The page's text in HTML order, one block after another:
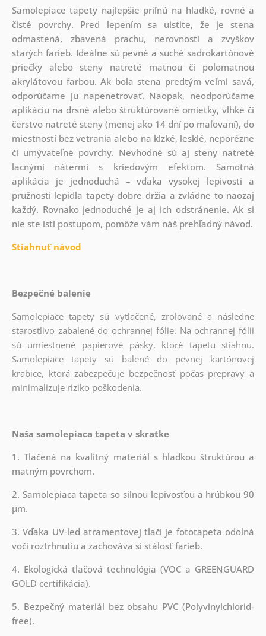
Samolepiace tapety najlepšie priľnú na hladké, rovné a
čisté povrchy. Pred lepením sa uistite, že je stena
odmastená, zbavená prachu, nerovností a zvyškov
starých farieb. Ideálne sú pevné a suché sadrokartónové
priečky alebo steny natreté matnou či polomatnou
akrylátovou farbou. Ak bola stena predtým veľmi savá,
odporúčame ju napenetrovať. Naopak, neodporúčame
aplikáciu na drsné alebo štruktúrované omietky, vlhké či
čerstvo natreté steny (menej ako 14 dní po maľovaní), do
miestností bez vetrania alebo na klzké, lesklé, neporézne
či umývateľné povrchy. Nevhodné sú aj steny natreté
lacnými nátermi s kriedovým efektom. Samotná
aplikácia je jednoduchá – vďaka vysokej lepivosti a
pružnosti lepidla tapety dobre držia a zvládne to naozaj
každý. Rovnako jednoduché je aj ich odstránenie. Ak si
nie ste istí postupom, pomôže vám náš prehľadný návod.
Stiahnuť návod
Bezpečné balenie
Samolepiace tapety sú vytlačené, zrolované a následne
starostlivo zabalené do ochrannej fólie. Na ochrannej fólii
sú umiestnené papierové pásky, ktoré tapetu stiahnu.
Samolepiace tapety sú balené do pevnej kartónovej
krabice, ktorá zabezpečuje bezpečnosť počas prepravy a
minimalizuje riziko poškodenia.
Naša samolepiaca tapeta v skratke
1. Tlačená na kvalitný materiál s hladkou štruktúrou a
matným povrchom.
2. Samolepiaca tapeta so silnou lepivosťou a hrúbkou 90
µm.
3. Vďaka UV-led atramentovej tlači je fototapeta odolná
voči roztrhnutiu a zachováva si stálosť farieb.
4. Ekologická tlačová technológia (VOC a GREENGUARD
GOLD certifikácia).
5. Bezpečný materiál bez obsahu PVC (Polyvinylchlorid-
free).